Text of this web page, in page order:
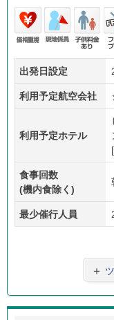
価格
重視
現地
係員
子供
あり
出発日設定
利用予定航空会社
利用予定ホテル
食事回数
(機内食除く)
最少催行人員
＋